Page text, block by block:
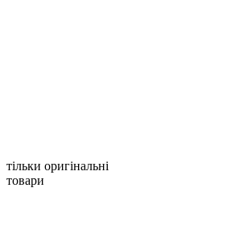
тільки оригінальні
товари